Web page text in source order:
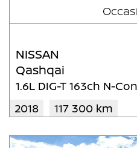
NISSAN
Qashqai
1.6L DIG-T 163ch N-
2018
117 300 km